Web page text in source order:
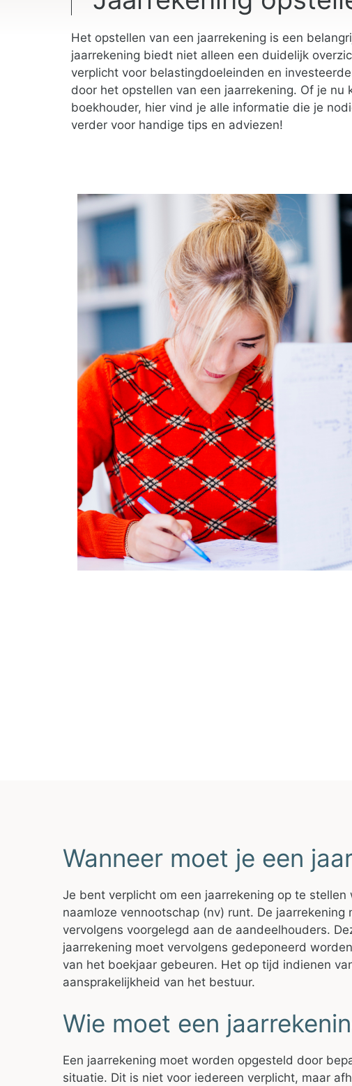
Het opstellen van een jaarrekening is een
jaarrekening biedt niet alleen een duidelijk
verplicht voor belastingdoeleinden en
door het opstellen van een jaarrekening. Of je
boekhouder, hier vind je alle informatie die je
verder voor handige tips en adviezen!
Wanneer moet je een
Je bent verplicht om een jaarrekening op te
naamloze vennootschap (nv) runt. De
vervolgens voorgelegd aan de aandeelhouders.
jaarrekening moet vervolgens gedeponeerd
van het boekjaar gebeuren. Het op tijd indienen
aansprakelijkheid van het bestuur.
Wie moet een
Een jaarrekening moet worden opgesteld door
situatie. Dit is niet voor iedereen verplicht, maar